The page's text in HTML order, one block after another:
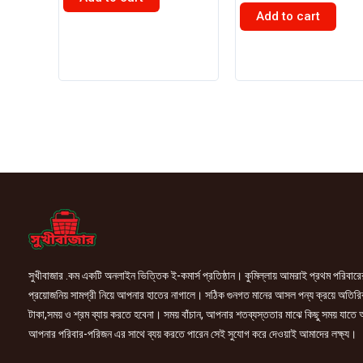
৳ 625.00.
৳ 580.00.
সেভিং
Add to cart
হেয়ার
সুখীবাজার .কম একটি অনলাইন ভিত্তিক ই-কমার্স প্রতিষ্ঠান। কুমিল্লায় আমরাই প্রথম
প্রয়োজনিয় সামগ্রী নিয়ে আপনার হাতের নাগালে। সঠিক গুনগত মানের আসল পন্য ক্রয়ে
টাকা,সময় ও শ্রম ব্যায় করতে হবেনা। সময় বাঁচান, আপনার শতব্যস্ততার মাঝে কিছু সময় যাতে
আপনার পরিবার-পরিজন এর সাথে ব্যয় করতে পারেন সেই সুযোগ করে দেওয়াই আমাদের লক্ষ্য।